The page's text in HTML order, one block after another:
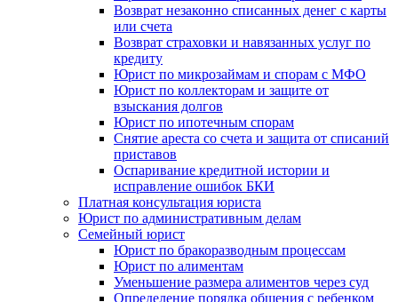
Возврат незаконно списанных денег с карты
или счета
Возврат страховки и навязанных услуг по
кредиту
Юрист по микрозаймам и спорам с МФО
Юрист по коллекторам и защите от
взыскания долгов
Юрист по ипотечным спорам
Снятие ареста со счета и защита от списаний
приставов
Оспаривание кредитной истории и
исправление ошибок БКИ
Платная консультация юриста
Юрист по административным делам
Семейный юрист
Юрист по бракоразводным процессам
Юрист по алиментам
Уменьшение размера алиментов через суд
Определение порядка общения с ребенком